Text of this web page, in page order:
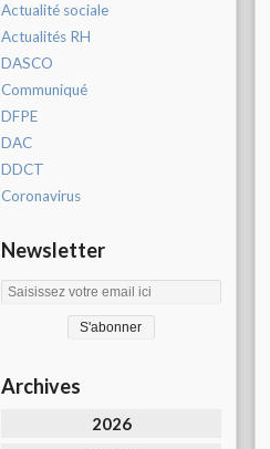
Actualité sociale
Actualités RH
DASCO
Communiqué
DFPE
DAC
DDCT
Coronavirus
Newsletter
Archives
2026